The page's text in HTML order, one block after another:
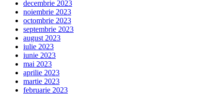
decembrie 2023
noiembrie 2023
octombrie 2023
septembrie 2023
august 2023
iulie 2023
iunie 2023
mai 2023
aprilie 2023
martie 2023
februarie 2023